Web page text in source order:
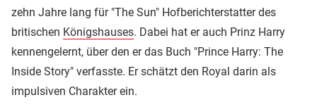
zehn Jahre lang für "The Sun" Hofberichterstatter des
britischen Königshauses. Dabei hat er auch Prinz Harry
kennengelernt, über den er das Buch "Prince Harry: The
Inside Story" verfasste. Er schätzt den Royal darin als
impulsiven Charakter ein.